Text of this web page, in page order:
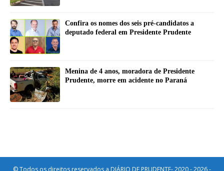
Confira os nomes dos seis pré-candidatos a
deputado federal em Presidente Prudente
Menina de 4 anos, moradora de Presidente
Prudente, morre em acidente no Paraná